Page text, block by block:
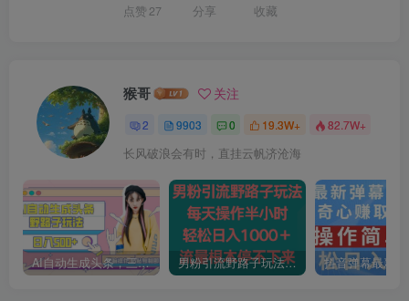
点赞 27 分享 收藏
猴哥 关注
2 9903 0 19.3W+ 82.7W+
长风破浪会有时，直挂云帆济沧海
AI自动生成头条，三天必起号，三分钟轻松发布内容，复制粘贴，保姆级教… 男粉引流野路子玩法，每天操作半小时轻松日入1000＋，流量根本停不下来